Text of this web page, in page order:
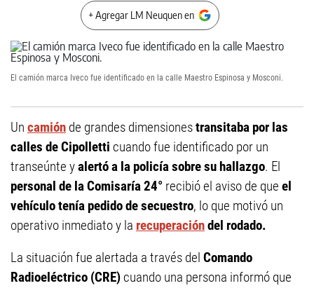
+ Agregar LM Neuquen en
El camión marca Iveco fue identificado en la calle Maestro Espinosa y Mosconi.
Un camión de grandes dimensionestransitaba por las
calles de Cipolletti cuando fue identificado por un
transeúnte yalertó a la policía sobre su hallazgo. El
personal de la Comisaría 24° recibió el aviso de que el
vehículo tenía pedido de secuestro, lo que motivó un
operativo inmediato y la recuperacióndel rodado.
La situación fue alertada a través del Comando
Radioeléctrico (CRE) cuando una persona informó que